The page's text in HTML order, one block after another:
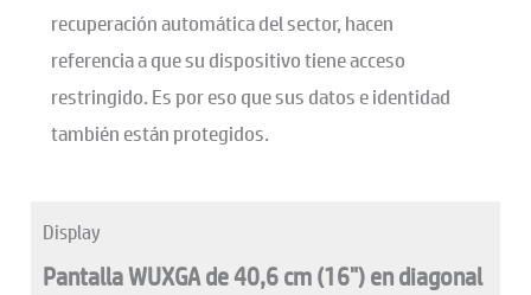
recuperación automática del sector, hacen
referencia a que su dispositivo tiene acceso
restringido. Es por eso que sus datos e identidad
también están protegidos.
Display
Pantalla WUXGA de 40,6 cm (16") en diagonal